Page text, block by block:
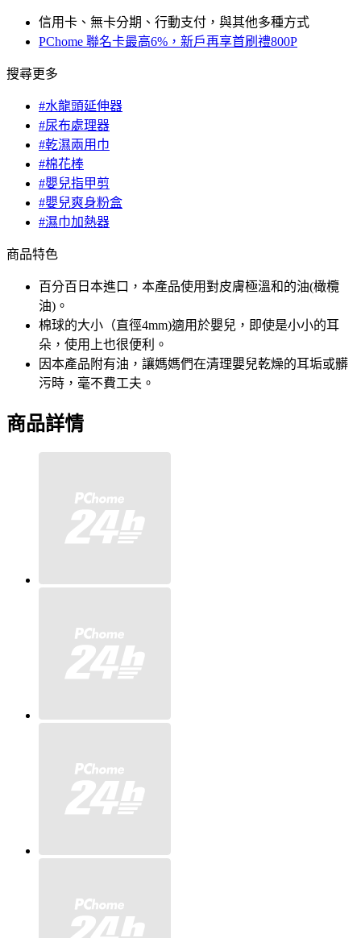
信用卡、無卡分期、行動支付，與其他多種方式
PChome 聯名卡最高6%，新戶再享首刷禮800P
搜尋更多
#水龍頭延伸器
#尿布處理器
#乾濕兩用巾
#棉花棒
#嬰兒指甲剪
#嬰兒爽身粉盒
#濕巾加熱器
商品特色
百分百日本進口，本產品使用對皮膚極溫和的油(橄欖
油)。
棉球的大小（直徑4mm)適用於嬰兒，即使是小小的耳
朵，使用上也很便利。
因本產品附有油，讓媽媽們在清理嬰兒乾燥的耳垢或髒
污時，毫不費工夫。
商品詳情